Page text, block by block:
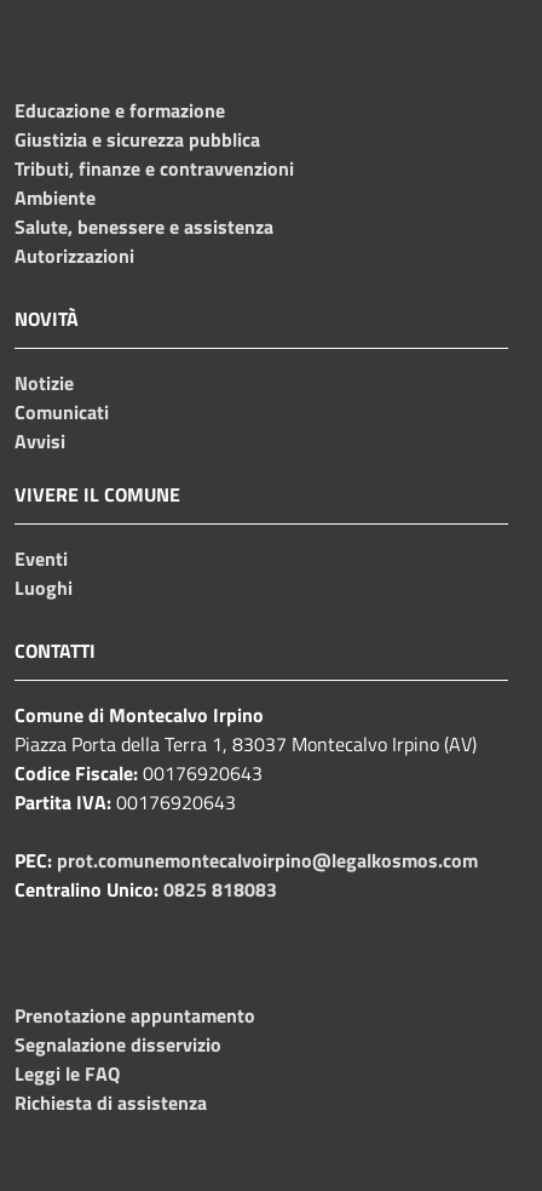
Educazione e formazione
Giustizia e sicurezza pubblica
Tributi, finanze e contravvenzioni
Ambiente
Salute, benessere e assistenza
Autorizzazioni
NOVITÀ
Notizie
Comunicati
Avvisi
VIVERE IL COMUNE
Eventi
Luoghi
CONTATTI
Comune di Montecalvo Irpino
Piazza Porta della Terra 1, 83037 Montecalvo Irpino (AV)
Codice Fiscale:00176920643
Partita IVA:00176920643
PEC: prot.comunemontecalvoirpino@legalkosmos.com
Centralino Unico:0825 818083
Prenotazione appuntamento
Segnalazione disservizio
Leggi le FAQ
Richiesta di assistenza